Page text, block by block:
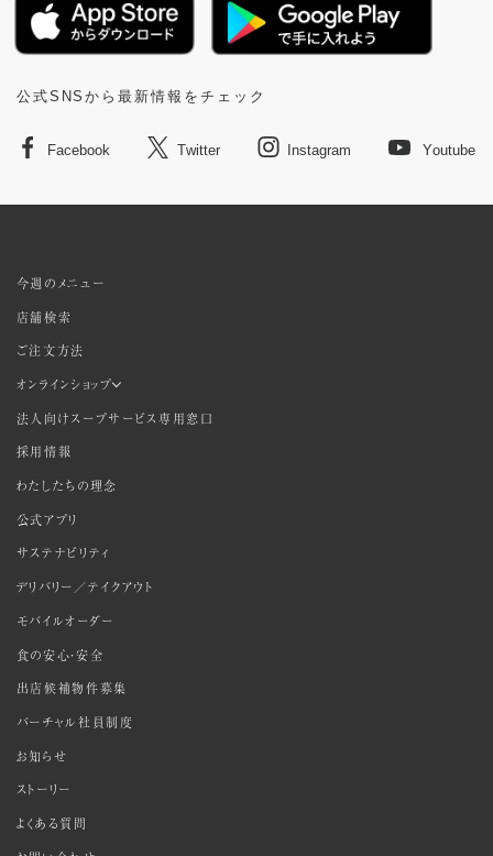
公式SNSから最新情報をチェック
Facebook Twitter Instagram Youtube
今週のメニュー
店舗検索
ご注文方法
オンラインショップ
法人向けスープサービス専用窓口
採用情報
わたしたちの理念
公式アプリ
サステナビリティ
デリバリー／テイクアウト
モバイルオーダー
食の安心・安全
出店候補物件募集
バーチャル社員制度
お知らせ
ストーリー
よくある質問